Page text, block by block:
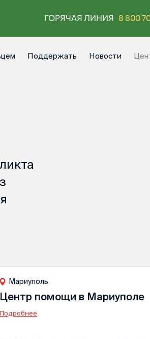
ГОРЯЧАЯ ЛИНИЯ 8 800
Поддержать Новости
Мариуполь
Центр помощи в Мариуполе
Подробнее